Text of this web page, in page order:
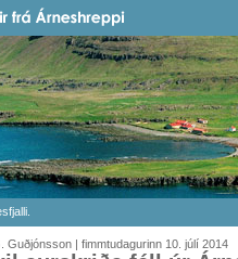
Guðjónsson | fimmtudagurinn 10. júlí 2014